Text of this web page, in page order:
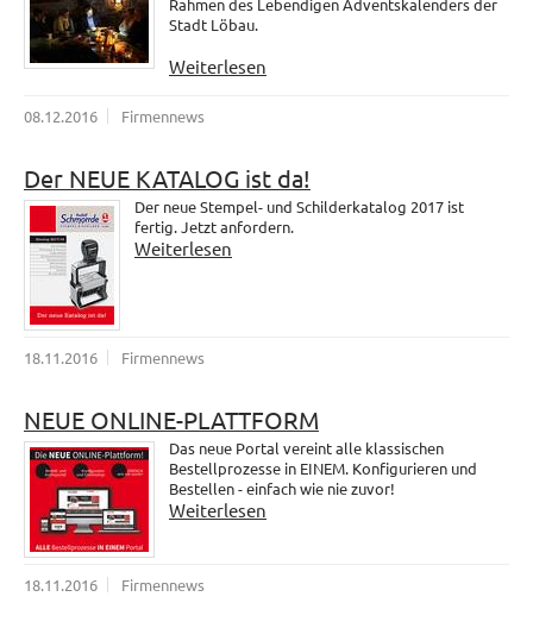
Rahmen des Lebendigen Adventskalenders der
Stadt Löbau.
Weiterlesen
08.12.2016 Firmennews
Der NEUE KATALOG ist da!
Der neue Stempel- und Schilderkatalog 2017 ist
fertig. Jetzt anfordern.
Weiterlesen
18.11.2016 Firmennews
NEUE ONLINE-PLATTFORM
Das neue Portal vereint alle klassischen
Bestellprozesse in EINEM. Konfigurieren und
Bestellen - einfach wie nie zuvor!
Weiterlesen
18.11.2016 Firmennews